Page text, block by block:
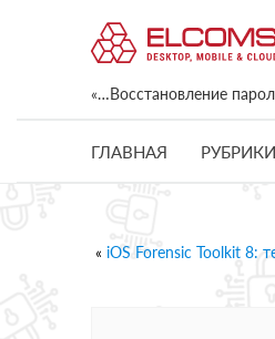
«…Восстановление
ГЛАВНАЯ РУБРИКИ
« iOS Forensic Toolkit 8: